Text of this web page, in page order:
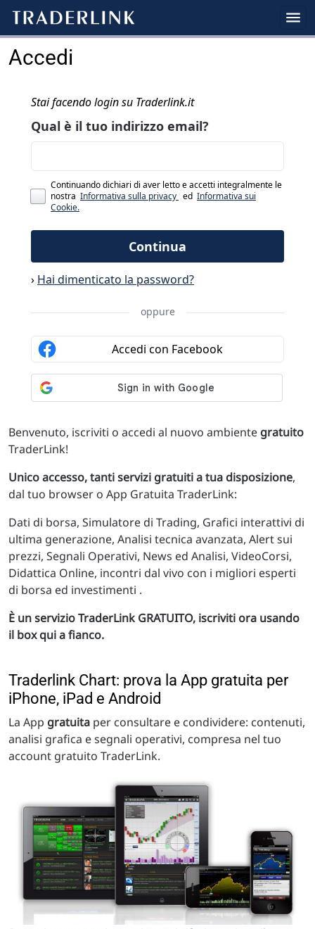
Accedi
Benvenuto, iscriviti o accedi al nuovo ambiente gratuito
TraderLink!
Unico accesso, tanti servizi gratuiti a tua disposizione,
dal tuo browser o App Gratuita TraderLink:
Dati di borsa, Simulatore di Trading, Grafici interattivi di
ultima generazione, Analisi tecnica avanzata, Alert sui
prezzi, Segnali Operativi, News ed Analisi, VideoCorsi,
Didattica Online, incontri dal vivo con i migliori esperti
di borsa ed investimenti .
È un servizio TraderLink GRATUITO, iscriviti ora usando
il box qui a fianco.
Traderlink Chart: prova la App gratuita per
iPhone, iPad e Android
La App gratuita per consultare e condividere: contenuti,
analisi grafica e segnali operativi, compresa nel tuo
account gratuito TraderLink.